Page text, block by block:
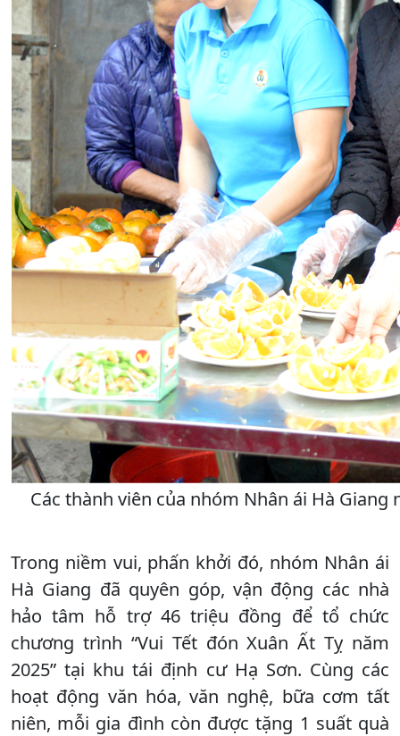
Các thành viên của nhóm Nhân ái Hà
Trong niềm vui, phấn khởi đó, nhóm Nhân ái
Hà Giang đã quyên góp, vận động các nhà
hảo tâm hỗ trợ 46 triệu đồng để tổ chức
chương trình “Vui Tết đón Xuân Ất Tỵ năm
2025” tại khu tái định cư Hạ Sơn. Cùng các
hoạt động văn hóa, văn nghệ, bữa cơm tất
niên, mỗi gia đình còn được tặng 1 suất quà